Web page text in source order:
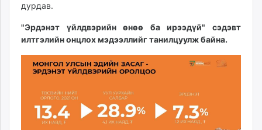
times.mn
tvmongolia.mn
mass.mn
assa.mn
paparazzi.mn
unread.today
дурдав.
"Эрдэнэт үйлдвэрийн өнөө ба ирээдүй" сэдэвт
илтгэлийн онцлох мэдээллийг танилцуулж байна.